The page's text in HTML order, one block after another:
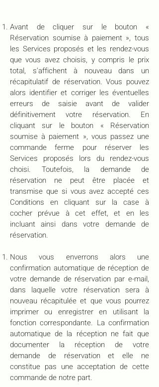
Avant de cliquer sur le bouton «
Réservation soumise à paiement », tous
les Services proposés et les rendez-vous
que vous avez choisis, y compris le prix
total, s'affichent à nouveau dans un
récapitulatif de réservation. Vous pouvez
alors identifier et corriger les éventuelles
erreurs de saisie avant de valider
définitivement votre réservation. En
cliquant sur le bouton « Réservation
soumise à paiement », vous passez une
commande ferme pour réserver les
Services proposés lors du rendez-vous
choisi. Toutefois, la demande de
réservation ne peut être placée et
transmise que si vous avez accepté ces
Conditions en cliquant sur la case à
cocher prévue à cet effet, et en les
incluant ainsi dans votre demande de
réservation.
Nous vous enverrons alors une
confirmation automatique de réception de
votre demande de réservation par e-mail,
dans laquelle votre réservation sera à
nouveau récapitulée et que vous pourrez
imprimer ou enregistrer en utilisant la
fonction correspondante. La confirmation
automatique de la réception ne fait que
documenter la réception de votre
demande de réservation et elle ne
constitue pas une acceptation de cette
commande de notre part.